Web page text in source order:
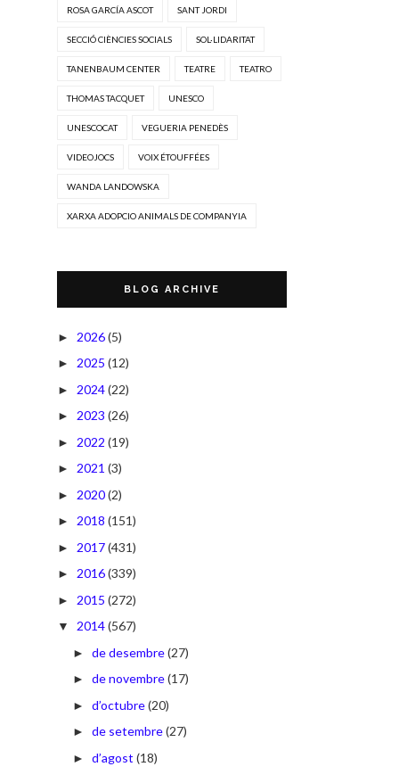
ROSA GARCÍA ASCOT SANT JORDI
SECCIÓ CIÈNCIES SOCIALS SOL·LIDARITAT
TANENBAUM CENTER TEATRE TEATRO
THOMAS TACQUET UNESCO
UNESCOCAT VEGUERIA PENEDÈS
VIDEOJOCS VOIX ÉTOUFFÉES
WANDA LANDOWSKA
XARXA ADOPCIO ANIMALS DE COMPANYIA
BLOG ARCHIVE
► 2026(5)
► 2025 (12)
► 2024(22)
► 2023 (26)
► 2022 (19)
► 2021 (3)
► 2020(2)
► 2018 (151)
► 2017(431)
► 2016(339)
► 2015 (272)
▼ 2014(567)
► de desembre(27)
► de novembre(17)
► d’octubre(20)
► de setembre(27)
► d’agost (18)